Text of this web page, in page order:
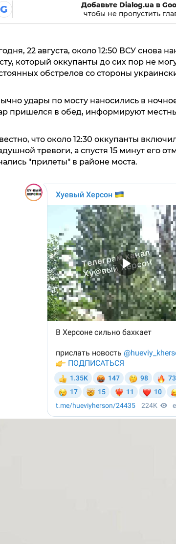
G
Добавьте Dialog.ua в
чтобы не пропустить
22 августа, около 12:50 ВСУ снова
который оккупанты до сих пор не
обстрелов со стороны
удары по мосту наносились в
пришелся в обед, информируют
что около 12:30 оккупанты
тревоги, а спустя 15 минут его
"прилеты" в районе моста.